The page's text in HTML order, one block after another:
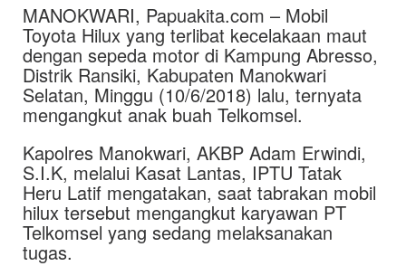
MANOKWARI, Papuakita.com – Mobil
Toyota Hilux yang terlibat kecelakaan maut
dengan sepeda motor di Kampung Abresso,
Distrik Ransiki, Kabupaten Manokwari
Selatan, Minggu (10/6/2018) lalu, ternyata
mengangkut anak buah Telkomsel.
Kapolres Manokwari, AKBP Adam Erwindi,
S.I.K, melalui Kasat Lantas, IPTU Tatak
Heru Latif mengatakan, saat tabrakan mobil
hilux tersebut mengangkut karyawan PT
Telkomsel yang sedang melaksanakan
tugas.